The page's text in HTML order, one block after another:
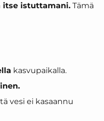
itse istuttamani. Tämä
kasvupaikalla.
vesi ei kasaannu